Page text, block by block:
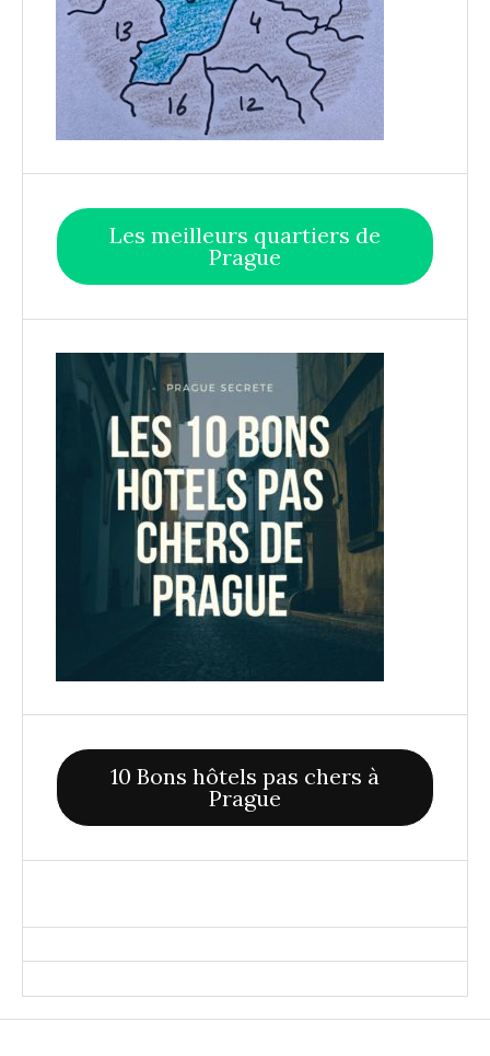
Les meilleurs quartiers de
Prague
10 Bons hôtels pas chers à
Prague